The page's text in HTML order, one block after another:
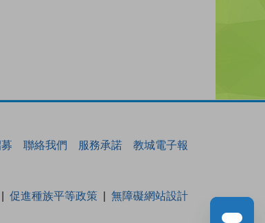
聯絡我們 服務承諾 教城電子報
促進種族平等政策 無障礙網站設計